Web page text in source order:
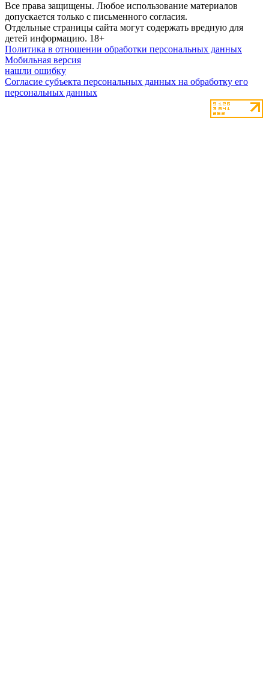
Все права защищены. Любое использование материалов
допускается только с письменного согласия.
Отдельные страницы сайта могут содержать вредную для
детей информацию. 18+
Политика в отношении обработки персональных данных
Мобильная версия
нашли ошибку
Согласие субъекта персональных данных на обработку его
персональных данных